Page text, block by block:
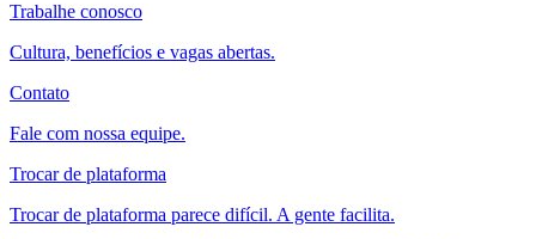
Trabalhe conosco
Cultura, benefícios e vagas abertas.
Contato
Fale com nossa equipe.
Trocar de plataforma
Trocar de plataforma parece difícil. A gente facilita.